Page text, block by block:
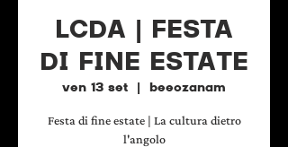
LCDA | FESTA
DI FINE ESTATE
ven 13 set beeozanam
Festa di fine estate | La cultura dietro
l'angolo